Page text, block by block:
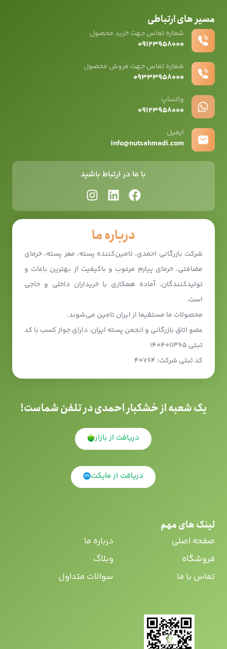
لینک های مهم
صفحه اصلی
فروشگاه
تماس با ما
درباره ما
وبلاگ
سوالات متداول
درباره ما
شرکت بازرگانی احمدی، تامین‌کننده پسته، مغز پسته، خرمای
مضافتی، خرمای پیارم مرغوب و باکیفیت از بهترین باغات و
تولیدکنندگان، آماده همکاری با خریداران داخلی و خاجی
است.
محصولات ما مستقیما از ایران تامین می‌شوند.
عضو اتاق بازرگانی و انجمن پسته ایران، دارای جواز کسب با کد
ثبتی ۱۴۰۴۰۱۱۳۶۵
کد ثبتی شرکت: ۴۰۷۶۴
یک شعبه از خشکبار احمدی در تلفن شماست!
دریافت از بازار
دریافت از مایکت
مسیر های ارتباطی
شماره تماس جهت خرید محصول
۰۹۱۲۳۹۵۸۰۰۰
شماره تماس جهت فروش محصول
۰۹۳۳۳۹۵۸۰۰۰
واتساپ
۰۹12۳۹۵۸۰۰۰
ایمیل
info@nutsahmadi.com
با ما در ارتباط باشید